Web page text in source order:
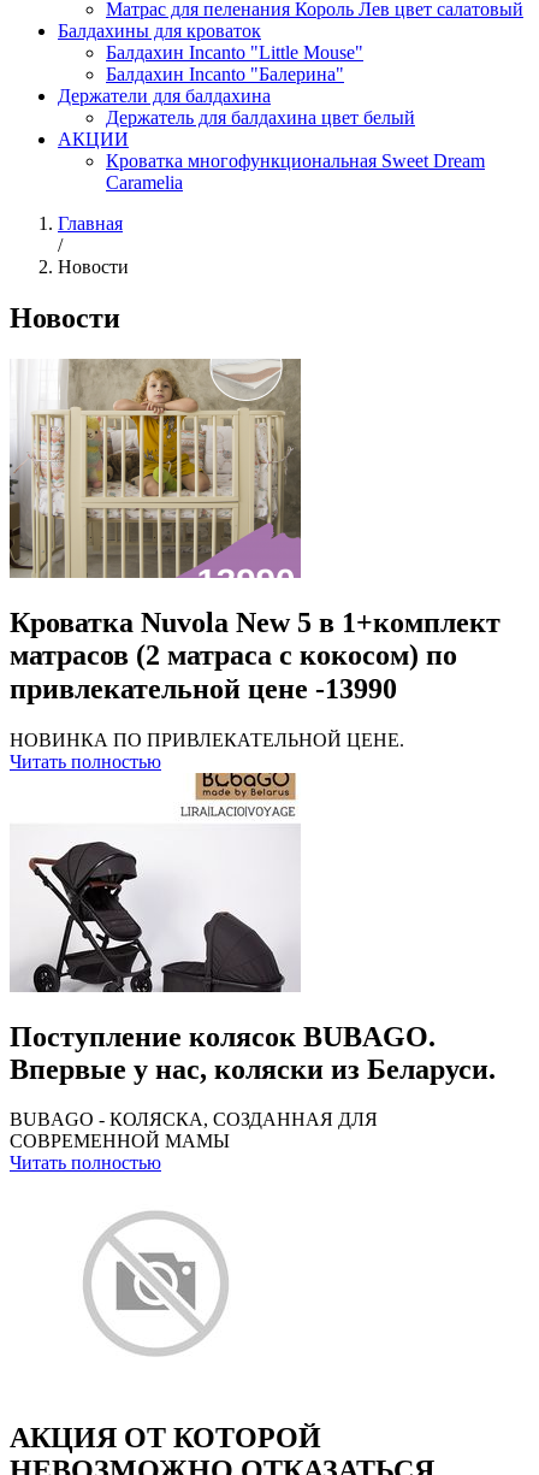
Матрас для пеленания Король Лев цвет салатовый
Балдахины для кроваток
Балдахин Incanto "Little Mouse"
Балдахин Incanto "Балерина"
Держатели для балдахина
Держатель для балдахина цвет белый
АКЦИИ
Кроватка многофункциональная Sweet Dream
Caramelia
Главная
/
Новости
Новости
Кроватка Nuvola New 5 в 1+комплект
матрасов (2 матраса с кокосом) по
привлекательной цене -13990⠀
НОВИНКА ПО ПРИВЛЕКАТЕЛЬНОЙ ЦЕНЕ.
Читать полностью
Поступление колясок BUBAGO.
Впервые у нас, коляски из Беларуси.
BUBAGO - КОЛЯСКА, СОЗДАННАЯ ДЛЯ
СОВРЕМЕННОЙ МАМЫ
Читать полностью
АКЦИЯ ОТ КОТОРОЙ